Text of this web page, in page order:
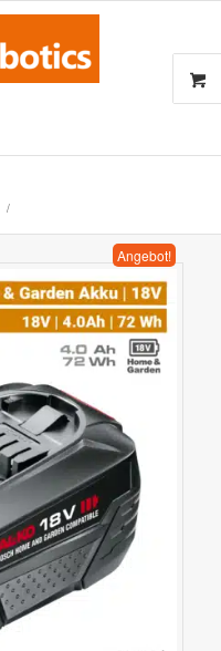
/
Angebot!